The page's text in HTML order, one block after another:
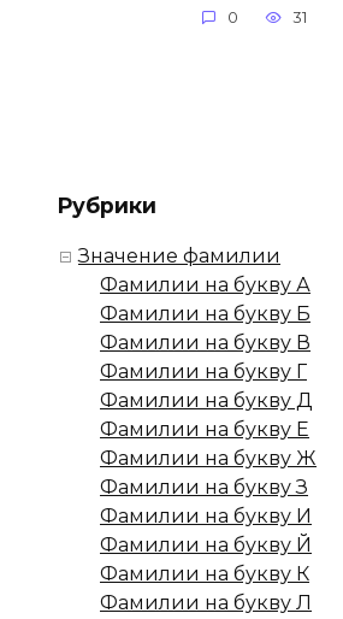
0 31
Рубрики
Значение фамилии
Фамилии на букву А
Фамилии на букву Б
Фамилии на букву В
Фамилии на букву Г
Фамилии на букву Д
Фамилии на букву Е
Фамилии на букву Ж
Фамилии на букву З
Фамилии на букву И
Фамилии на букву Й
Фамилии на букву К
Фамилии на букву Л